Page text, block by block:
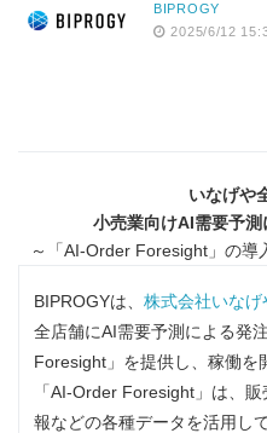
BIPROGY
2025/6/12
いなげや
小売業向けAI 需要予
～「AI-Order Foresight」の導
BIPROGYは、 株式会社いなげ
全店舗にAI需要予測による発
Foresight」を提供し、稼働を
「AI-Order Foresight」は、
報などの各種データを活用し